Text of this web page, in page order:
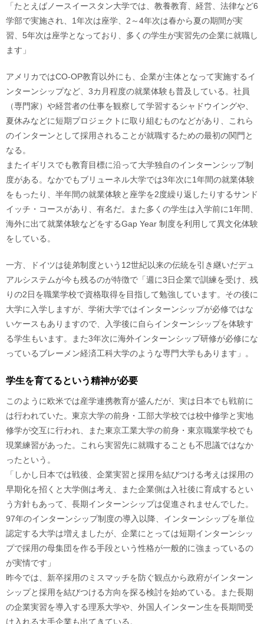
「たとえばノースイースタン大学では、教養教育、経営、法律など6
学部で実施され、1年次は座学、2～4年次は春から夏の期間が実
習、5年次は座学となっており、多くの学生が実習先の企業に就職し
ます」
アメリカではCO-OP教育以外にも、企業が主体となって実施するイ
ンターンシップなど、3カ月程度の就業体験も普及している。社員
（専門家）や経営者の仕事を観察して学習するシャドウイングや、
夏休みなどに短期プロジェクトに取り組むものなどがあり、これら
のインターンとして採用されることが就職するための最初の関門と
なる。
またイギリスでも教育目標に沿って大学独自のインターンシップ制
度がある。なかでもブリューネル大学では3年次に1年間の就業体験
をもったり、半年間の就業体験と座学を2度繰り返したりするサンド
イッチ・コースがあり、有名だ。また多くの学生は入学前に1年間、
海外に出て就業体験などをするGap Year 制度を利用して異文化体験
をしている。
一方、ドイツは徒弟制度という12世紀以来の伝統を引き継いだデュ
アルシステムが今も残るのが特徴で「週に3日企業で訓練を受け、残
りの2日を職業学校で資格取得を目指して勉強しています。その後に
大学に入学しますが、学術大学ではインターンシップが必修ではな
いケースもありますので、入学後に自らインターンシップを体験す
る学生もいます。また3年次に海外インターンシップ研修が必修にな
っているブレーメン経済工科大学のような専門大学もあります」。
学生を育てるという精神が必要
このように欧米では産学連携教育が盛んだが、実は日本でも戦前に
は行われていた。東京大学の前身・工部大学校では校中修学と実地
修学が交互に行われ、また東京工業大学の前身・東京職業学校でも
現業練習があった。これら実習先に就職することも不思議ではなか
ったという。
「しかし日本では戦後、企業実習と採用を結びつける考えは採用の
早期化を招くと大学側は考え、また企業側は入社後に育成するとい
う方針もあって、長期インターンシップは促進されませんでした。
97年のインターンシップ制度の導入以降、インターンシップを単位
認定する大学は増えましたが、企業にとっては短期インターンシッ
プで採用の母集団を作る手段という性格が一般的に強まっているの
が実情です」
昨今では、新卒採用のミスマッチを防ぐ観点から政府がインターン
シップと採用を結びつける方向を探る検討を始めている。また長期
の企業実習を導入する理系大学や、外国人インターン生を長期間受
け入れる大手企業も出てきている。